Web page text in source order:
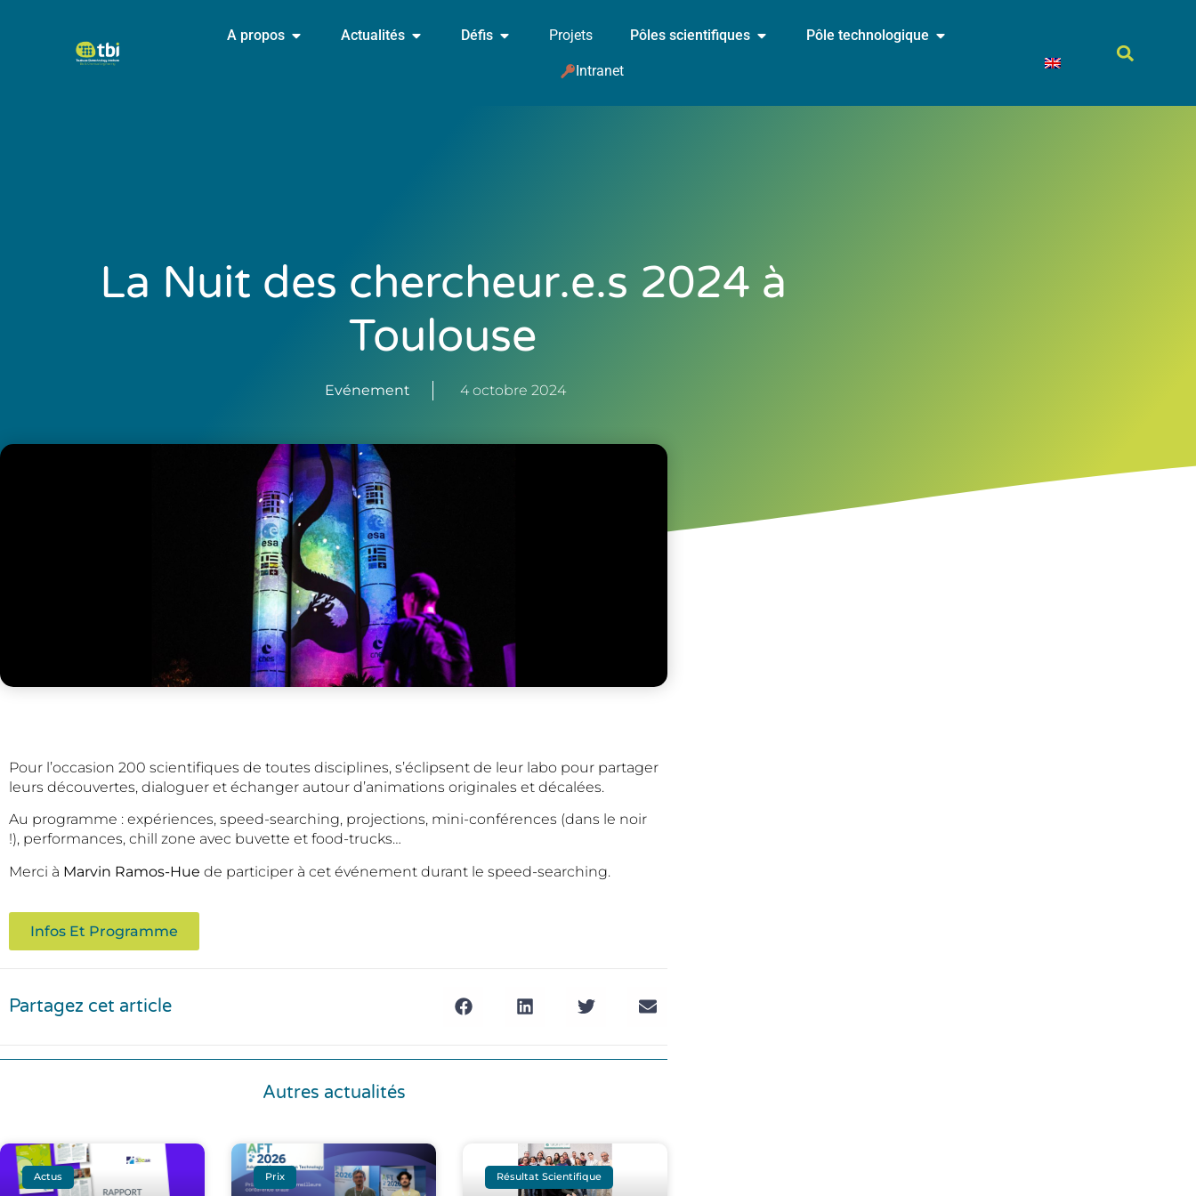
A propos Actualités Défis Projets Pôles scientifiques Pôle technologique
Intranet
La Nuit des chercheur.e.s 2024 à
Toulouse
Evénement 4 octobre 2024
Pour l’occasion 200 scientifiques de toutes disciplines, s’éclipsent de leur labo pour partager
leurs découvertes, dialoguer et échanger autour d’animations originales et décalées.
Au programme : expériences, speed-searching, projections, mini-conférences (dans le noir
!), performances, chill zone avec buvette et food-trucks…
Merci à Marvin Ramos-Hue de participer à cet événement durant le speed-searching.
Infos Et Programme
Partagez cet article
Autres actualités
Actus Prix Résultat Scientifique